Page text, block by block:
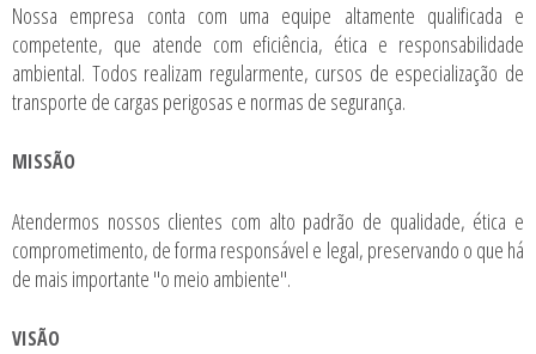
Nossa empresa conta com uma equipe altamente qualificada e
competente, que atende com eficiência, ética e responsabilidade
ambiental. Todos realizam regularmente, cursos de especialização de
transporte de cargas perigosas e normas de segurança.
MISSÃO
Atendermos nossos clientes com alto padrão de qualidade, ética e
comprometimento, de forma responsável e legal, preservando o que há
de mais importante "o meio ambiente".
VISÃO